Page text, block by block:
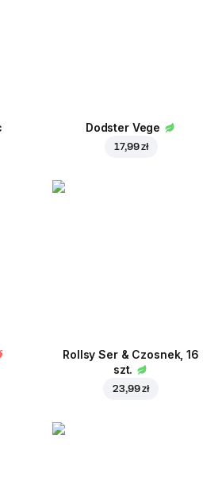
Dodster Vege
17,99 zł
Rollsy Ser & Czosnek, 16
szt.
23,99 zł